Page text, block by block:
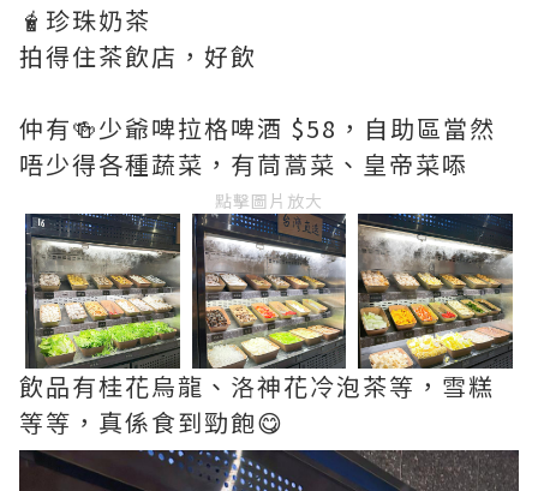
🧋珍珠奶茶
拍得住茶飲店，好飲
仲有🍻少爺啤拉格啤酒 $58，自助區當然
唔少得各種蔬菜，有茼蒿菜、皇帝菜㖭
點擊圖片放大
飲品有桂花烏龍、洛神花冷泡茶等，雪糕
等等，真係食到勁飽😋